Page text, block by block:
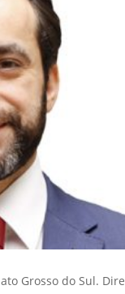
Grosso do Sul.